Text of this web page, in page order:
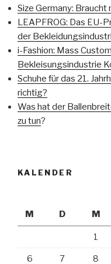
Size Germany:
LEAPFROG: Das EU-
der
i-Fashion: Mass
Bekleisungsindustrie
Schuhe für das 21.
richtig?
Was hat der
zu tun?
KALENDER
M
D M
1
6 7 8